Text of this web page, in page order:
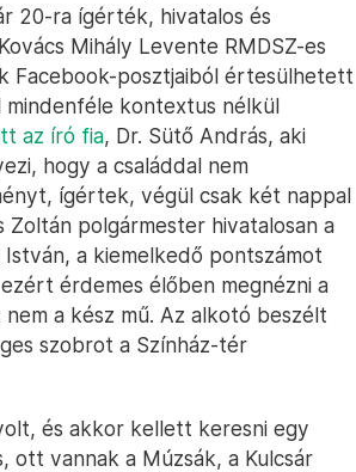
20-ra ígérték, hivatalos és
Mihály Levente RMDSZ-es
Facebook-posztjaiból értesülhetett
kontextus nélkül
az író fia, Dr. Sütő András, aki
hogy a családdal nem
ígértek, végül csak két nappal
Zoltán polgármester hivatalosan a
a kiemelkedő pontszámot
érdemes élőben megnézni a
a kész mű. Az alkotó beszélt
szobrot a Színház-tér
és akkor kellett keresni egy
ott vannak a Múzsák, a Kulcsár